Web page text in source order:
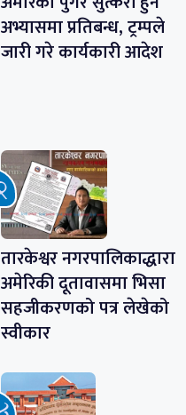
अभ्यासमा प्रतिबन्ध, ट्रम्पले
जारी गरे कार्यकारी आदेश
तारकेश्वर नगरपालिकाद्धारा
अमेरिकी दूतावासमा भिसा
सहजीकरणको पत्र लेखेको
स्वीकार